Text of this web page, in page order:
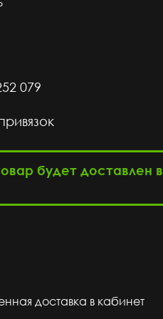
079
будет доставлен в
доставка в кабинет